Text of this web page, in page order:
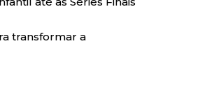
transformar a